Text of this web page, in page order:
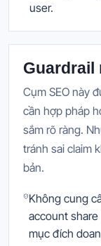
user.
Guardrail
Cụm SEO này
cần hợp pháp
sắm rõ ràng.
tránh sai claim
bản.
Không cung
account
mục đích